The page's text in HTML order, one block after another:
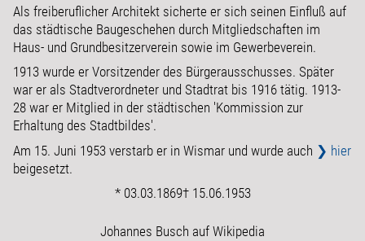
Als freiberuflicher Architekt sicherte er sich seinen Einfluß auf
das städtische Baugeschehen durch Mitgliedschaften im
Haus- und Grundbesitzerverein sowie im Gewerbeverein.
1913 wurde er Vorsitzender des Bürgerausschusses. Später
war er als Stadtverordneter und Stadtrat bis 1916 tätig. 1913-
28 war er Mitglied in der städtischen 'Kommission zur
Erhaltung des Stadtbildes'.
Am 15. Juni 1953 verstarb er in Wismar und wurde auch ❯ hier
beigesetzt.
* 03.03.1869† 15.06.1953
Johannes Busch auf Wikipedia